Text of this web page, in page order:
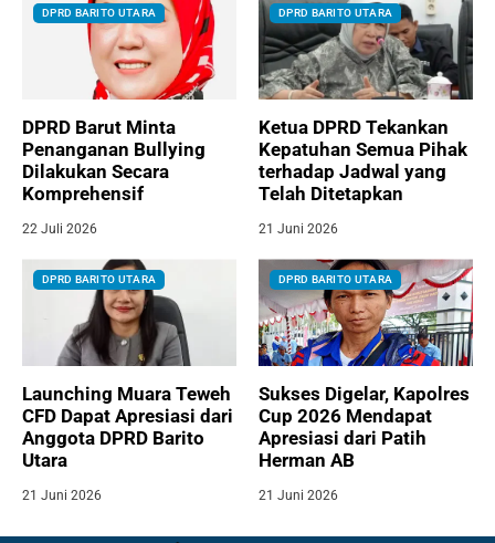
DPRD BARITO UTARA
DPRD Barut Minta
Penanganan Bullying
Dilakukan Secara
Komprehensif
22 Juli 2026
DPRD BARITO UTARA
Ketua DPRD Tekankan
Kepatuhan Semua Pihak
terhadap Jadwal yang
Telah Ditetapkan
21 Juni 2026
DPRD BARITO UTARA
Launching Muara Teweh
CFD Dapat Apresiasi dari
Anggota DPRD Barito
Utara
21 Juni 2026
DPRD BARITO UTARA
Sukses Digelar, Kapolres
Cup 2026 Mendapat
Apresiasi dari Patih
Herman AB
21 Juni 2026